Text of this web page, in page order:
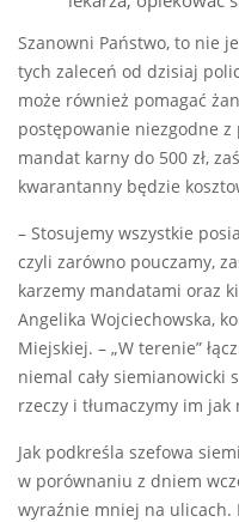
Szanowni Państwo, to nie
tych zaleceń od dzisiaj
może również pomagać
postępowanie niezgodne z
mandat karny do 500 zł,
kwarantanny będzie
– Stosujemy wszystkie
czyli zarówno pouczamy,
karzemy mandatami oraz
Angelika Wojciechowska,
Miejskiej. – „W terenie”
niemal cały siemianowicki
rzeczy i tłumaczymy im
Jak podkreśla szefowa
w porównaniu z dniem
wyraźnie mniej na ulicach.